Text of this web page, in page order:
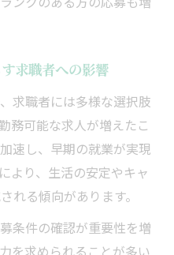
ャリアアップを目指す
ア形成できる正社員
充実した正社員 急募求
正社員 急募の特徴
求職者への影響
求職者には多様な選択肢
務可能な求人が増えたこ
速し、早期の就業が実現
より、生活の安定やキャ
れる傾向があります。
条件の確認が重要性を増
を求められることが多い